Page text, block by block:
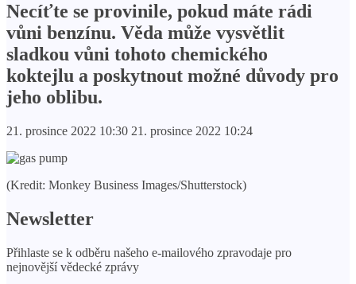
Necíťte se provinile, pokud máte rádi
vůni benzínu. Věda může vysvětlit
sladkou vůni tohoto chemického
koktejlu a poskytnout možné důvody pro
jeho oblibu.
21. prosince 2022 10:30 21. prosince 2022 10:24
(Kredit: Monkey Business Images/Shutterstock)
Newsletter
Přihlaste se k odběru našeho e-mailového zpravodaje pro
nejnovější vědecké zprávy